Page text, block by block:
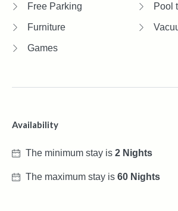
Free Parking
Furniture
Games
Pool
Availability
The minimum stay is 2 Nights
The maximum stay is 60 Nights